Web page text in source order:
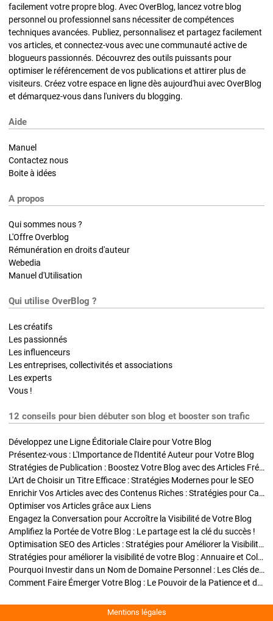
facilement votre propre blog. Avec OverBlog, lancez votre blog
personnel ou professionnel sans nécessiter de compétences
techniques avancées. Publiez, personnalisez et partagez facilement
vos articles, et connectez-vous avec une communauté active de
blogueurs passionnés. Découvrez des outils puissants pour
optimiser le référencement de vos publications et attirer plus de
visiteurs. Créez votre espace en ligne dès aujourd'hui avec OverBlog
et démarquez-vous dans l'univers du blogging.
Aide
Manuel
Contactez nous
Boite à idées
A propos
Qui sommes nous ?
L'Offre Overblog
Rémunération en droits d'auteur
Webedia
Manuel d'Utilisation
Qui utilise OverBlog ?
Les créatifs
Les passionnés
Les influenceurs
Les entreprises, collectivités et associations
Les experts
Vous !
12 conseils pour bien débuter son blog et booster son trafic
Développez une Ligne Éditoriale Claire pour Votre Blog
Présentez-vous : L'Importance de l'Identité Auteur pour Votre Blog
Stratégies de Publication : Boostez Votre Blog avec des Articles Fréquents et Exclusifs
L'Art de Choisir un Titre Efficace : Stratégies Modernes pour le SEO
Enrichir Vos Articles avec des Contenus Riches : Stratégies pour Captiver et Optimiser
Optimiser vos Articles grâce aux Liens
Engagez la Conversation pour Accroître la Visibilité de Votre Blog
Amplifiez la Portée de Votre Blog : Le partage est la clé du succès !
Optimisation SEO des Articles : Stratégies pour Améliorer la Visibilité de Votre Blog
Stratégies pour améliorer la visibilité de votre Blog : Annuaire et Collaborations
Pourquoi Investir dans un Nom de Domaine Personnel : Les Clés de la Réussite de Votre Blog
Comment Faire Émerger Votre Blog : Le Pouvoir de la Patience et de la Persévérance
Mentions légales